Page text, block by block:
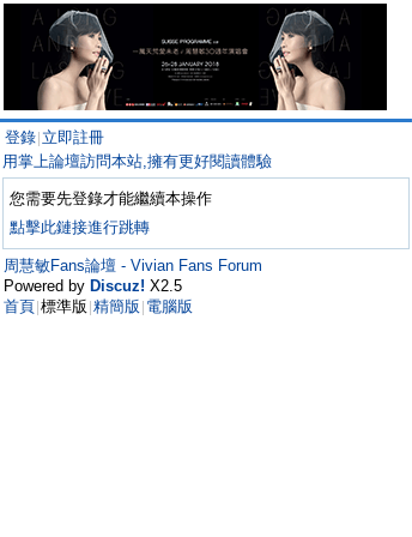
登錄 立即註冊
用掌上論壇訪問本站,擁有更好閱讀體驗
您需要先登錄才能繼續本操作
點擊此鏈接進行跳轉
周慧敏Fans論壇 - Vivian Fans Forum
Powered by Discuz! X2.5
首頁 標準版 精簡版 電腦版